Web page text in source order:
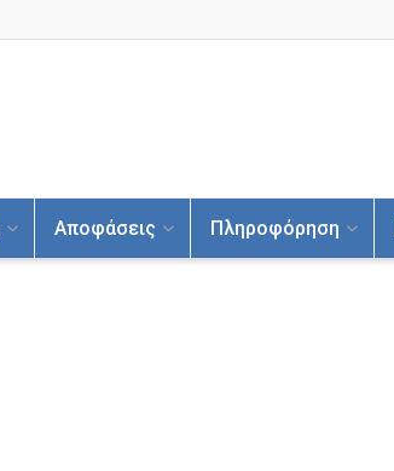
Αποφάσεις Πληροφόρηση